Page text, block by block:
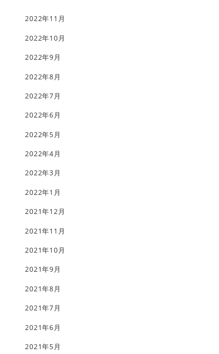
2022年11月
2022年10月
2022年9月
2022年8月
2022年7月
2022年6月
2022年5月
2022年4月
2022年3月
2022年1月
2021年12月
2021年11月
2021年10月
2021年9月
2021年8月
2021年7月
2021年6月
2021年5月